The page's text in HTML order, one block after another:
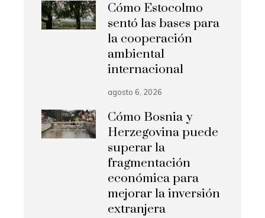
Cómo Estocolmo
sentó las bases para
la cooperación
ambiental
internacional
agosto 6, 2026
Cómo Bosnia y
Herzegovina puede
superar la
fragmentación
económica para
mejorar la inversión
extranjera